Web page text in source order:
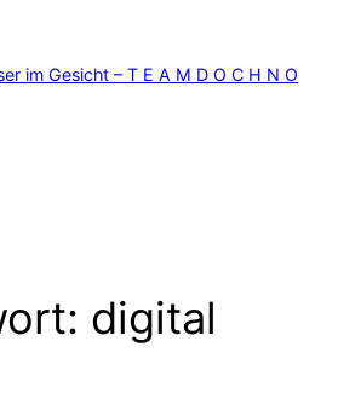
im Gesicht – T E A M D O C H N O
digital